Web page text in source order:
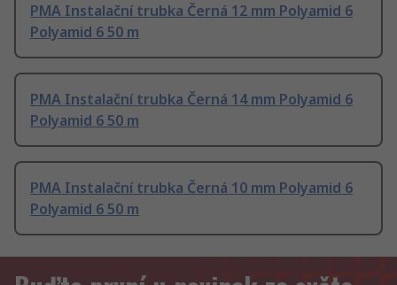
PMA Instalační trubka Černá 12 mm Polyamid 6
Polyamid 6 50 m
PMA Instalační trubka Černá 14 mm Polyamid 6
Polyamid 6 50 m
PMA Instalační trubka Černá 10 mm Polyamid 6
Polyamid 6 50 m